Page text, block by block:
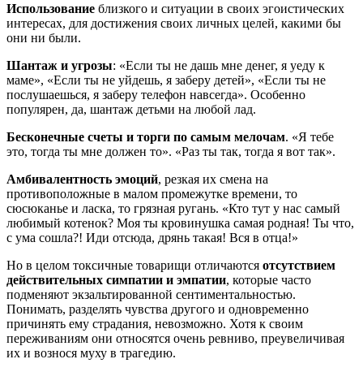
Использование близкого и ситуации в своих эгоистических
интересах, для достижения своих личных целей, какими бы
они ни были.
Шантаж и угрозы: «Если ты не дашь мне денег, я уеду к
маме», «Если ты не уйдешь, я заберу детей», «Если ты не
послушаешься, я заберу телефон навсегда». Особенно
популярен, да, шантаж детьми на любой лад.
Бесконечные счеты и торги по самым мелочам. «Я тебе
это, тогда ты мне должен то». «Раз ты так, тогда я вот так».
Амбивалентность эмоций, резкая их смена на
противоположные в малом промежутке времени, то
сюсюканье и ласка, то грязная ругань. «Кто тут у нас самый
любимый котенок? Моя ты кровинушка самая родная! Ты что,
с ума сошла?! Иди отсюда, дрянь такая! Вся в отца!»
Но в целом токсичные товарищи отличаются отсутствием
действительных симпатии и эмпатии, которые часто
подменяют экзальтированной сентиментальностью.
Понимать, разделять чувства другого и одновременно
причинять ему страдания, невозможно. Хотя к своим
переживаниям они относятся очень ревниво, преувеличивая
их и вознося муху в трагедию.